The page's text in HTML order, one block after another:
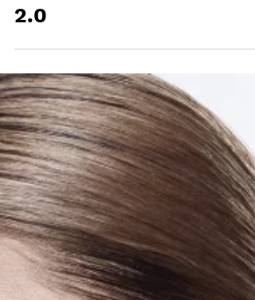
industrial con brillo
2.0